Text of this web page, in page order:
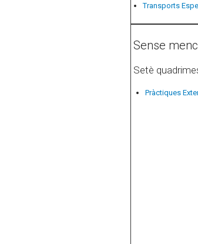
Transports
Sense
Setè
Pràctiques